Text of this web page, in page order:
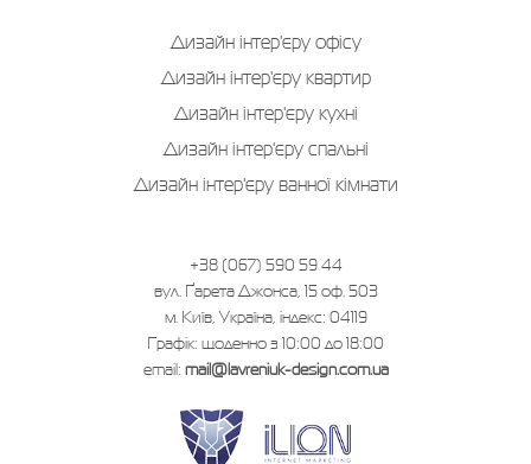
Дизайн інтер'єру офісу
Дизайн інтер'єру квартир
Дизайн інтер'єру кухні
Дизайн інтер'єру спальні
Дизайн інтер'єру ванної кімнати
+38 (067) 590 59 44
вул. Ґарета Джонса, 15 оф. 503
м. Київ, Україна, індекс: 04119
Графік: щоденно з 10:00 до 18:00
email: mail@lavreniuk-design.com.ua